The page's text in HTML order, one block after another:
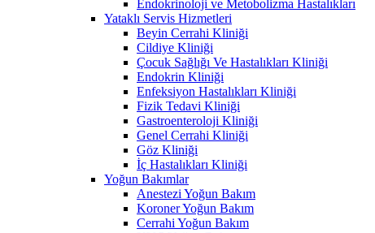
Endokrinoloji ve Metobolizma Hastalıkları
Yataklı Servis Hizmetleri
Beyin Cerrahi Kliniği
Cildiye Kliniği
Çocuk Sağlığı Ve Hastalıkları Kliniği
Endokrin Kliniği
Enfeksiyon Hastalıkları Kliniği
Fizik Tedavi Kliniği
Gastroenteroloji Kliniği
Genel Cerrahi Kliniği
Göz Kliniği
İç Hastalıkları Kliniği
Yoğun Bakımlar
Anestezi Yoğun Bakım
Koroner Yoğun Bakım
Cerrahi Yoğun Bakım